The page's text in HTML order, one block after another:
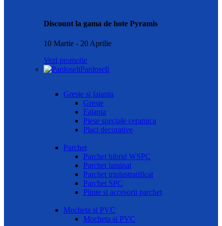
Discount la gama de hote Pyramis
10 Martie - 20 Aprilie
Vezi promotie
Pardoseli
Gresie si faianta
Gresie
Faianta
Piese speciale ceramica
Placi decorative
Parchet
Parchet hibrid WSPC
Parchet laminat
Parchet triplustratificat
Parchet SPC
Plinte si accesorii parchet
Mocheta si PVC
Mocheta si PVC